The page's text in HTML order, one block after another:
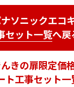
ソニックエコ
セット一覧へ戻
きの扉限定価
ト工事セット一